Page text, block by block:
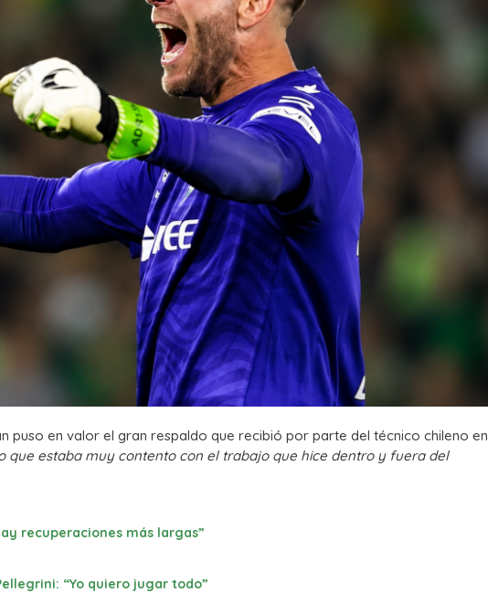
puso en valor el gran respaldo que recibió por parte del técnico chileno en
que estaba muy contento con el trabajo que hice dentro y fuera del
recuperaciones más largas”
“Yo quiero jugar todo”